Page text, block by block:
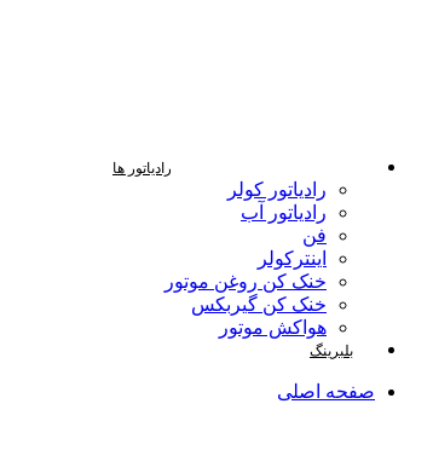
رادیاتور ها
رادیاتور کولر
رادیاتور آب
فن
اینترکولر
خنک کن روغن موتور
خنک کن گیربکس
هواکش موتور
بلبرینگ
صفحه اصلی